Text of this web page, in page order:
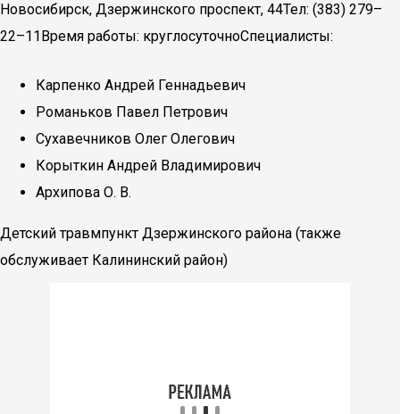
Новосибирск, Дзержинского проспект, 44Тел: (383) 279–
22–11Время работы: круглосуточноСпециалисты:
Карпенко Андрей Геннадьевич
Романьков Павел Петрович
Сухавечников Олег Олегович
Корыткин Андрей Владимирович
Архипова О. В.
Детский травмпункт Дзержинского района (также
обслуживает Калининский район)